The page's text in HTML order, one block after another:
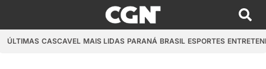
ÚLTIMAS CASCAVEL MAIS LIDAS PARANÁ BRASIL ESPORTES